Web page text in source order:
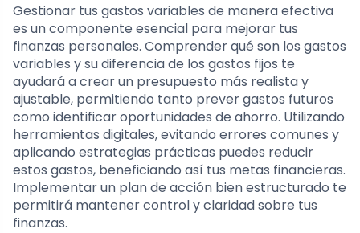
Gestionar tus gastos variables de manera efectiva
es un componente esencial para mejorar tus
finanzas personales. Comprender qué son los gastos
variables y su diferencia de los gastos fijos te
ayudará a crear un presupuesto más realista y
ajustable, permitiendo tanto prever gastos futuros
como identificar oportunidades de ahorro. Utilizando
herramientas digitales, evitando errores comunes y
aplicando estrategias prácticas puedes reducir
estos gastos, beneficiando así tus metas financieras.
Implementar un plan de acción bien estructurado te
permitirá mantener control y claridad sobre tus
finanzas.